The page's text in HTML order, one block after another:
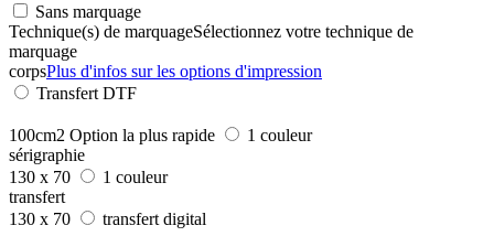
Sans marquage
Technique(s) de marquageSélectionnez votre technique de
marquage
corpsPlus d'infos sur les options d'impression
Transfert DTF
100cm2 Option la plus rapide
1 couleur
sérigraphie
130 x 70
1 couleur
transfert
130 x 70
transfert digital